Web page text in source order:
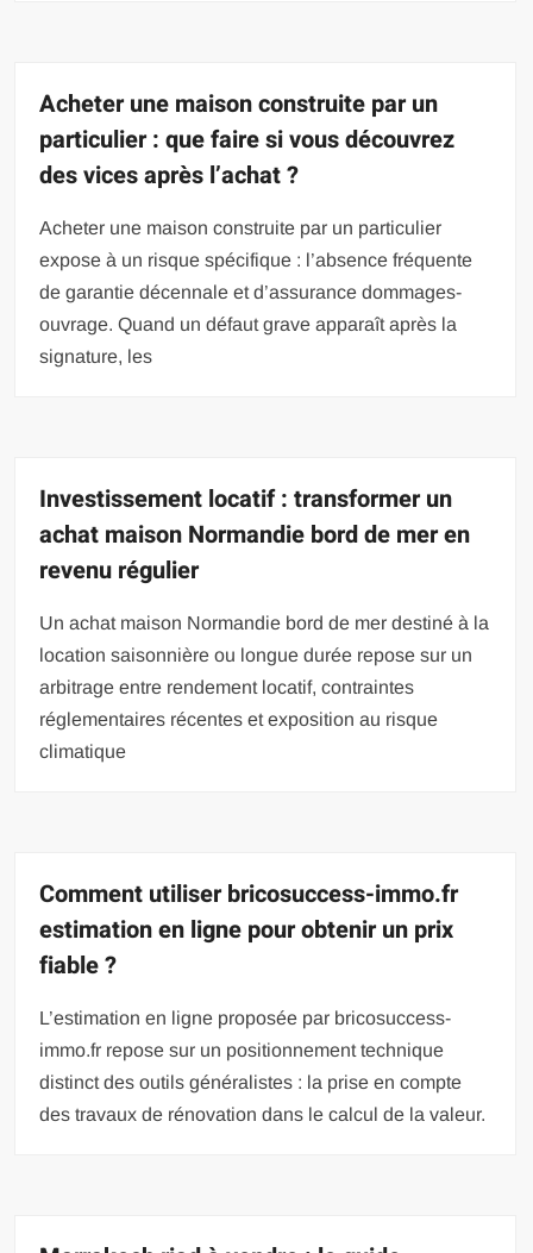
Acheter une maison construite par un
particulier : que faire si vous découvrez
des vices après l’achat ?
Acheter une maison construite par un particulier
expose à un risque spécifique : l’absence fréquente
de garantie décennale et d’assurance dommages-
ouvrage. Quand un défaut grave apparaît après la
signature, les
Investissement locatif : transformer un
achat maison Normandie bord de mer en
revenu régulier
Un achat maison Normandie bord de mer destiné à la
location saisonnière ou longue durée repose sur un
arbitrage entre rendement locatif, contraintes
réglementaires récentes et exposition au risque
climatique
Comment utiliser bricosuccess-immo.fr
estimation en ligne pour obtenir un prix
fiable ?
L’estimation en ligne proposée par bricosuccess-
immo.fr repose sur un positionnement technique
distinct des outils généralistes : la prise en compte
des travaux de rénovation dans le calcul de la valeur.